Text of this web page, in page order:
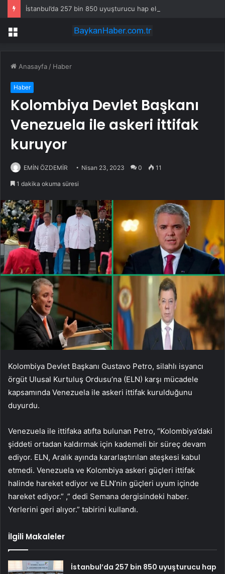
İstanbul’da 257 bin 850 uyuşturucu hap ele geçirildi
Menü
Anasayfa / Haber
Haber
Kolombiya Devlet Başkanı
Venezuela ile askeri ittifak
kuruyor
EMİN ÖZDEMİR Nisan 23, 2023 0 11
1 dakika okuma süresi
Kolombiya Devlet Başkanı Gustavo Petro, silahlı isyancı
örgüt Ulusal Kurtuluş Ordusu’na (ELN) karşı mücadele
kapsamında Venezuela ile askeri ittifak kurulduğunu
duyurdu.
Venezuela ile ittifaka atıfta bulunan Petro, “Kolombiya’daki
şiddeti ortadan kaldırmak için kademeli bir süreç devam
ediyor. ELN, Aralık ayında kararlaştırılan ateşkesi kabul
etmedi. Venezuela ve Kolombiya askeri güçleri ittifak
halinde hareket ediyor ve ELN’nin güçleri uyum içinde
hareket ediyor.” ,” dedi Semana dergisindeki haber.
Yerlerini geri alıyor.” tabirini kullandı.
İlgili Makaleler
İstanbul’da 257 bin 850 uyuşturucu hap